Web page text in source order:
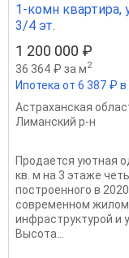
1-комн квартира,
3/4 эт.
1 200 000 ₽
36 364 ₽ за м2
Ипотека от 6 387 ₽
Астраханская
Лиманский р-н
Продается уютная
кв. м на 3 этаже
построенного в
современном жилом
инфраструктурой и
Высота...